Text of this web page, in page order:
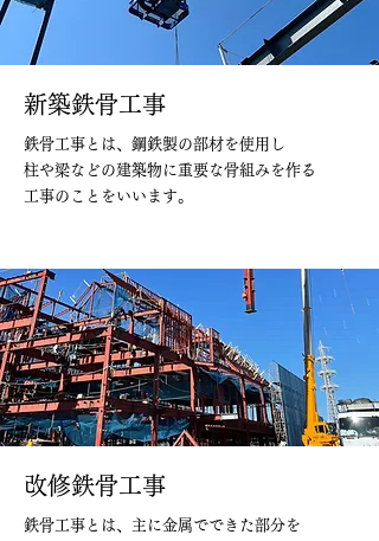
新築鉄骨工事
鉄骨工事とは、鋼鉄製の部材を使用し
柱や梁などの建築物に重要な骨組みを作る
工事のことをいいます。
改修鉄骨工事
鉄骨工事とは、主に金属でできた部分を